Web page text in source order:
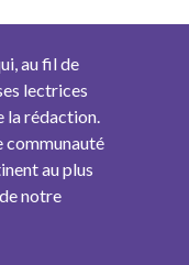
au fil de
lectrices
la rédaction.
communauté
au plus
notre